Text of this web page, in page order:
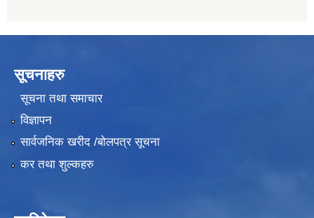
सूचनाहरु
सूचना तथा समाचार
विज्ञापन
सार्वजनिक खरीद /बोलपत्र सूचना
कर तथा शुल्कहरु